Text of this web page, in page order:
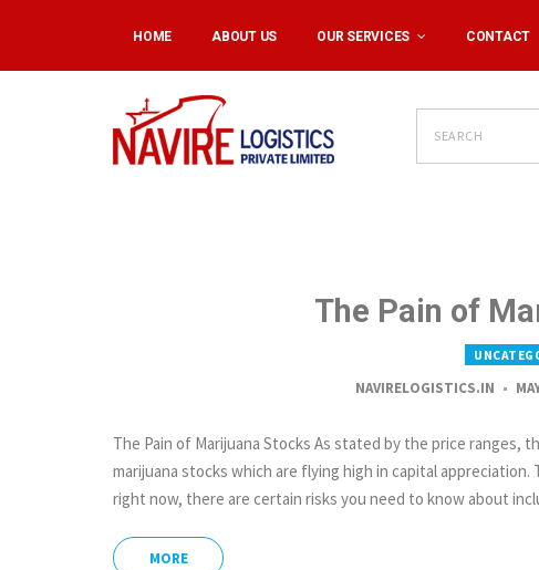
HOME ABOUT US OUR SERVICES CONTACT
The Pain of
NAVIRELOGISTICS.IN
The Pain of Marijuana Stocks As stated by the price
marijuana stocks which are flying high in capital
right now, there are certain risks you need to know about
MORE